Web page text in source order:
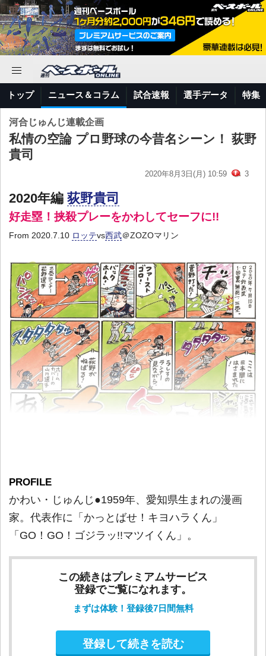
トップ ニュース＆コラム 試合速報 選手データ 特集
河合じゅんじ連載企画
私情の空論 プロ野球の今昔名シーン！ 荻野
貴司
2020年8月3日(月) 10:59 3
2020年編 荻野貴司
好走塁！挟殺プレーをかわしてセーフに!!
From 2020.7.10 ロッテvs西武＠ZOZOマリン
PROFILE
かわい・じゅんじ●1959年、愛知県生まれの漫画
家。代表作に「かっとばせ！キヨハラくん」
「GO！GO！ゴジラッ!!マツイくん」。
この続きはプレミアムサービス
登録でご覧になれます。
まずは体験！登録後7日間無料
登録して続きを読む